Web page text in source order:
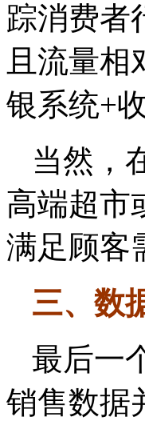
踪消费者
且流量
银系统+
当然，
高端超市
满足顾客
三、数
最后一
销售数据